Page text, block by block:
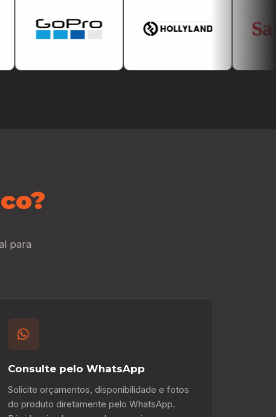
para
Consulte pelo WhatsApp
Solicite orçamentos, disponibilidade e fotos
do produto diretamente pelo WhatsApp.